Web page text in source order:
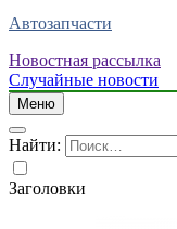
Автозапчасти
Новостная рассылка
Случайные новости
Меню
Найти:
Заголовки